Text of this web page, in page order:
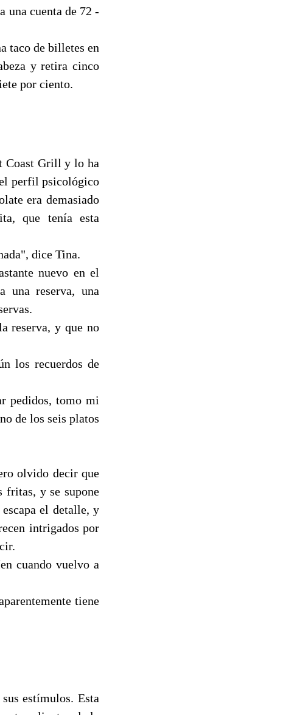
una cuenta de 72 -
taco de billetes en
y retira cinco
por ciento.
Coast Grill y lo ha
el perfil psicológico
era demasiado
que tenía esta
dice Tina.
nuevo en el
una reserva, una
reserva, y que no
los recuerdos de
pedidos, tomo mi
de los seis platos
olvido decir que
fritas, y se supone
el detalle, y
intrigados por
cuando vuelvo a
tiene
estímulos. Esta